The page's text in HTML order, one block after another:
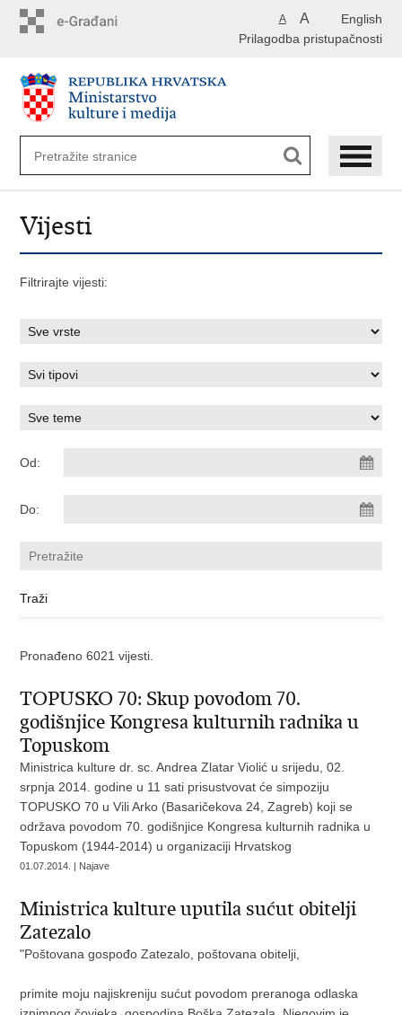
English
A A
Prilagodba pristupačnosti
Vijesti
Filtrirajte vijesti:
Od:
Do:
Pronađeno 6021 vijesti.
TOPUSKO 70: Skup povodom 70.
godišnjice Kongresa kulturnih radnika u
Topuskom
Ministrica kulture dr. sc. Andrea Zlatar Violić u srijedu, 02.
srpnja 2014. godine u 11 sati prisustvovat će simpoziju
TOPUSKO 70 u Vili Arko (Basaričekova 24, Zagreb) koji se
održava povodom 70. godišnjice Kongresa kulturnih radnika u
Topuskom (1944-2014) u organizaciji Hrvatskog
01.07.2014. | Najave
Ministrica kulture uputila sućut obitelji
Zatezalo
"Poštovana gospođo Zatezalo, poštovana obitelji,
primite moju najiskreniju sućut povodom preranoga odlaska